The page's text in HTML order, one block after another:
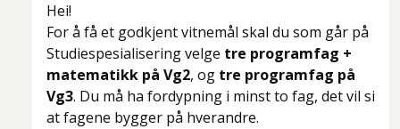
Hei!
For å få et godkjent vitnemål skal du som går på
Studiespesialisering velge tre programfag +
matematikk på Vg2, og tre programfag på
Vg3. Du må ha fordypning i minst to fag, det vil si
at fagene bygger på hverandre.